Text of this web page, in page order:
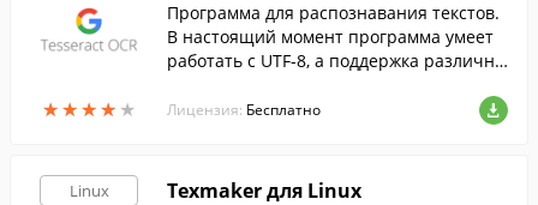
★★★★ ★
★★★★ ★
Программа для распознавания текстов.
В настоящий момент программа умеет
работать с UTF-8, а поддержка различны
полнительных модулей.
Лицензия: Бесплатно
Linux Texmaker для Linux